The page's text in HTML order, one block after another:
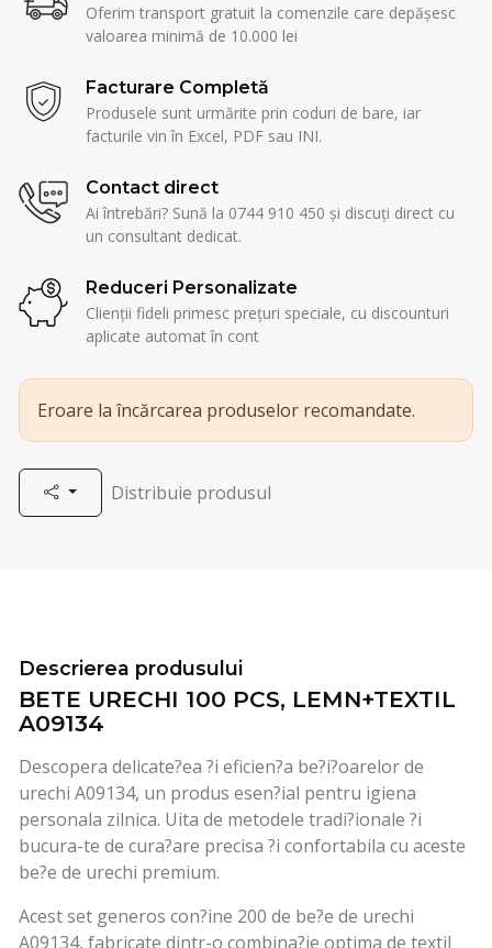
Oferim transport gratuit la comenzile care depășesc
valoarea minimă de 10.000 lei
Facturare Completă
Produsele sunt urmărite prin coduri de bare, iar
facturile vin în Excel, PDF sau INI.
Contact direct
Ai întrebări? Sună la 0744 910 450 și discuți direct cu
un consultant dedicat.
Reduceri Personalizate
Clienții fideli primesc prețuri speciale, cu discounturi
aplicate automat în cont
Eroare la încărcarea produselor recomandate.
Distribuie produsul
Descrierea produsului
BETE URECHI 100 PCS, LEMN+TEXTIL
A09134
Descopera delicate?ea ?i eficien?a be?i?oarelor de
urechi A09134, un produs esen?ial pentru igiena
personala zilnica. Uita de metodele tradi?ionale ?i
bucura-te de cura?are precisa ?i confortabila cu aceste
be?e de urechi premium.
Acest set generos con?ine 200 de be?e de urechi
A09134, fabricate dintr-o combina?ie optima de textil